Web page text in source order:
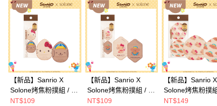
【新品】Sanrio X
Solone烤焦粉撲組 / 氣
墊水滴手指撲(Hello
NT$109
【新品】Sanrio X
Solone烤焦粉撲組 / 氣
墊六角手指撲(Hello
NT$109
【新品】Sanrio X
Solone烤焦粉撲
墊桃形(Hello
NT$149